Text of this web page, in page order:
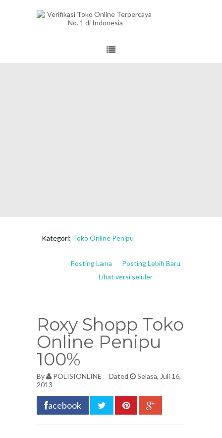
Kategori: Toko Online Penipu
Posting Lebih Baru
Posting Lama
Lihat versi seluler
Roxy Shopp Toko
Online Penipu
100%
By POLISIONLINE Dated
Selasa, Juli 16,
2013
acebook